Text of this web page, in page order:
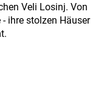
Veli Losinj. Von
ihre stolzen Häuser